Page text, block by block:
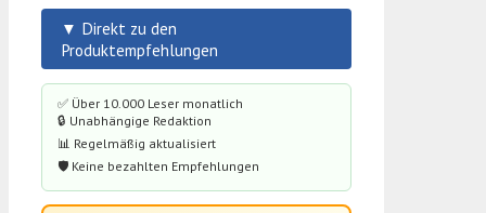
▼ Direkt zu den
Produktempfehlungen
✅ Über 10.000 Leser monatlich
🔒 Unabhängige Redaktion
📊 Regelmäßig aktualisiert
🛡️ Keine bezahlten Empfehlungen